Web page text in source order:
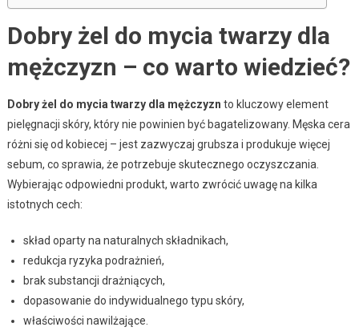
Dobry żel do mycia twarzy dla
mężczyzn – co warto wiedzieć?
Dobry żel do mycia twarzy dla mężczyzn to kluczowy element
pielęgnacji skóry, który nie powinien być bagatelizowany. Męska cera
różni się od kobiecej – jest zazwyczaj grubsza i produkuje więcej
sebum, co sprawia, że potrzebuje skutecznego oczyszczania.
Wybierając odpowiedni produkt, warto zwrócić uwagę na kilka
istotnych cech:
skład oparty na naturalnych składnikach,
redukcja ryzyka podrażnień,
brak substancji drażniących,
dopasowanie do indywidualnego typu skóry,
właściwości nawilżające.